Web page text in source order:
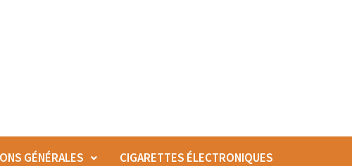
GÉNÉRALES CIGARETTES ÉLECTRONIQUES